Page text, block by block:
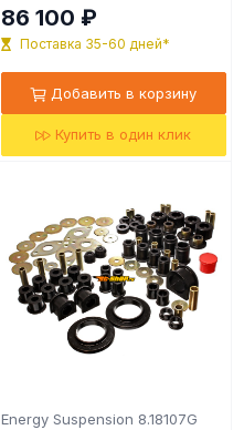
86 100 ₽
Поставка 35-60 дней*
Добавить в корзину
Купить в один клик
Energy Suspension 8.18107G